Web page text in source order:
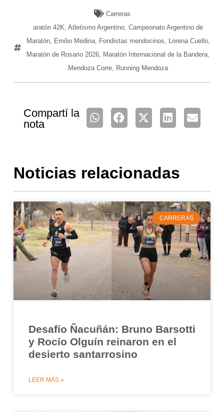
Carreras
aratón 42K Atletismo Argentino Campeonato Argentino de
Maratón, Emilio Medina, Fondistas mendocinos Lorena Cuello,
Maratón de Rosario 2026 Maratón Internacional de la Bandera
Mendoza Corre Running Mendoza
Compartí la
nota
Noticias relacionadas
CARRERAS
Desafío Ñacuñán: Bruno Barsotti
y Rocío Olguín reinaron en el
desierto santarrosino
LEER MÁS »